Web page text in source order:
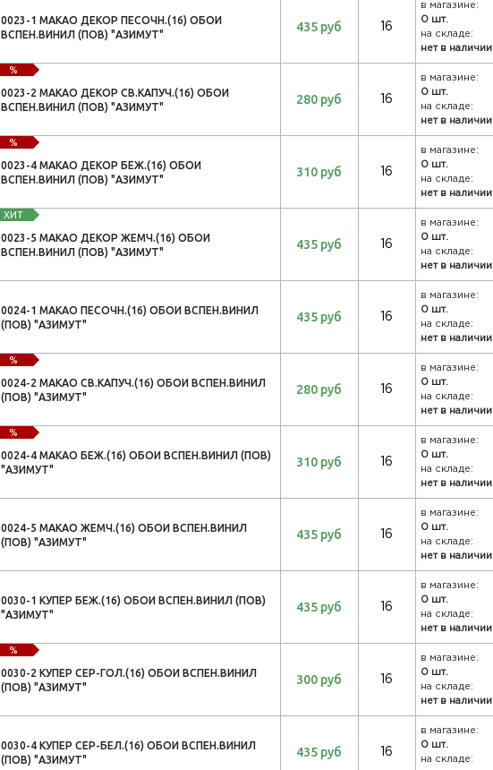
0023-1 МАКАО ДЕКОР ПЕСОЧН.(16) ОБОИ
ВСПЕН.ВИНИЛ (ПОВ) "АЗИМУТ"
435 руб 16
в магазине:
0 шт.
на складе:
нет в наличии
%
0023-2 МАКАО ДЕКОР СВ.КАПУЧ.(16) ОБОИ
ВСПЕН.ВИНИЛ (ПОВ) "АЗИМУТ"
280 руб 16
в магазине:
0 шт.
на складе:
нет в наличии
%
0023-4 МАКАО ДЕКОР БЕЖ.(16) ОБОИ
ВСПЕН.ВИНИЛ (ПОВ) "АЗИМУТ"
310 руб 16
в магазине:
0 шт.
на складе:
нет в наличии
ХИТ
0023-5 МАКАО ДЕКОР ЖЕМЧ.(16) ОБОИ
ВСПЕН.ВИНИЛ (ПОВ) "АЗИМУТ"
435 руб 16
в магазине:
0 шт.
на складе:
нет в наличии
0024-1 МАКАО ПЕСОЧН.(16) ОБОИ ВСПЕН.ВИНИЛ
(ПОВ) "АЗИМУТ"
435 руб 16
в магазине:
0 шт.
на складе:
нет в наличии
%
0024-2 МАКАО СВ.КАПУЧ.(16) ОБОИ ВСПЕН.ВИНИЛ
(ПОВ) "АЗИМУТ"
280 руб 16
в магазине:
0 шт.
на складе:
нет в наличии
%
0024-4 МАКАО БЕЖ.(16) ОБОИ ВСПЕН.ВИНИЛ (ПОВ)
"АЗИМУТ"
310 руб 16
в магазине:
0 шт.
на складе:
нет в наличии
0024-5 МАКАО ЖЕМЧ.(16) ОБОИ ВСПЕН.ВИНИЛ
(ПОВ) "АЗИМУТ"
435 руб 16
в магазине:
0 шт.
на складе:
нет в наличии
0030-1 КУПЕР БЕЖ.(16) ОБОИ ВСПЕН.ВИНИЛ (ПОВ)
"АЗИМУТ"
435 руб 16
в магазине:
0 шт.
на складе:
нет в наличии
%
0030-2 КУПЕР СЕР-ГОЛ.(16) ОБОИ ВСПЕН.ВИНИЛ
(ПОВ) "АЗИМУТ"
300 руб 16
в магазине:
0 шт.
на складе:
нет в наличии
0030-4 КУПЕР СЕР-БЕЛ.(16) ОБОИ ВСПЕН.ВИНИЛ
(ПОВ) "АЗИМУТ"
435 руб 16
в магазине:
0 шт.
на складе: